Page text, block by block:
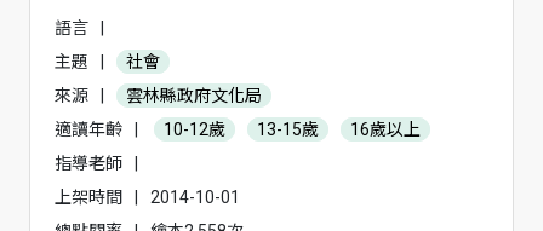
語言
主題
社會
來源
雲林縣政府文化局
適讀年齡
10-12歲 13-15歲
16歲以上
指導老師
上架時間
2014-10-01